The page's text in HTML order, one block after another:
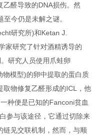
醛导致的DNA损伤。然
今仍是未解之谜。
研究所)和Ketan J.
家研究了针对酒精诱导的
研究人员使用爪蛙卵
模型)的卵中提取的蛋白质
取物修复乙醛形成的ICL，他
种便是已知的Fanconi贫血
参与该途径，它通过切除来
见交联机制，然而，与顺